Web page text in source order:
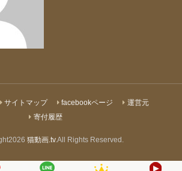
サイトマップ facebookページ
運営元
寄付履歴
猫動画.tv.All Rights Reserved.